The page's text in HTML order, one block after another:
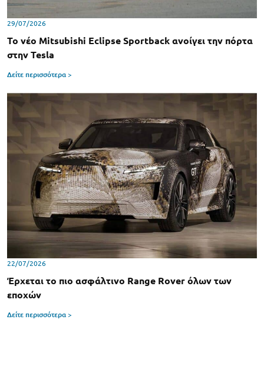
29/07/2026
Το νέο Mitsubishi Eclipse Sportback ανοίγει την πόρτα
στην Tesla
Δείτε περισσότερα >
22/07/2026
Έρχεται το πιο ασφάλτινο Range Rover όλων των
εποχών
Δείτε περισσότερα >